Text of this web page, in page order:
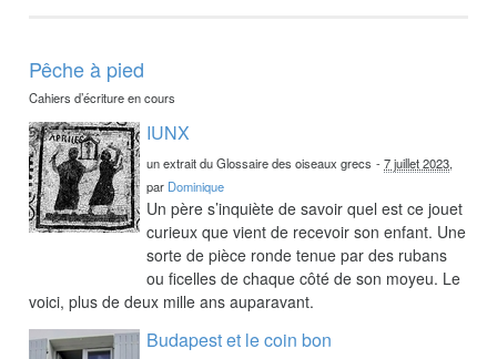
Pêche à pied
Cahiers d’écriture en cours
IUNX
un extrait du Glossaire des oiseaux grecs -7 juillet 2023,
par Dominique
Un père s’inquiète de savoir quel est ce jouet
curieux que vient de recevoir son enfant. Une
sorte de pièce ronde tenue par des rubans
ou ficelles de chaque côté de son moyeu. Le
voici, plus de deux mille ans auparavant.
Budapest et le coin bon